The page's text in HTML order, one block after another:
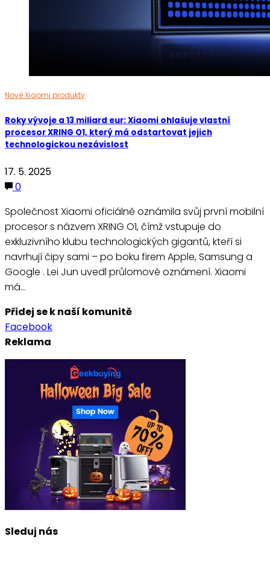
Nové Xiaomi produkty
Roky vývoje a 13 miliard eur: Xiaomi ohlašuje vlastní
procesor XRING O1, který má odstartovat jejich
technologickou nezávislost
17. 5. 2025
0
Společnost Xiaomi oficiálně oznámila svůj první mobilní
procesor s názvem XRING O1, čímž vstupuje do
exkluzivního klubu technologických gigantů, kteří si
navrhují čipy sami – po boku firem Apple, Samsung a
Google . Lei Jun uvedl průlomové oznámení. Xiaomi
má…
Přidej se k naší komunitě
Facebook
Reklama
Sleduj nás